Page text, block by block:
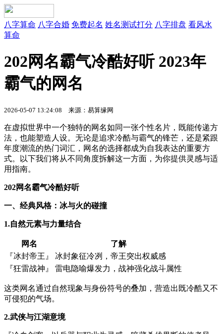
八字算命 八字合婚 免费起名 姓名测试打分 八字排盘 看风水
算命
202网名霸气冷酷好听 2023年
霸气的网名
2026-05-07 13:24:08 来源：易算缘网
在虚拟世界中一个独特的网名如同一张个性名片，既能传递方
法，也能塑造人设。无论是追求冷酷与霸气的锋芒，还是紧跟
年度潮流的热门词汇，网名的选择都成为自我表达的重要方
式。以下我们将从不同角度拆解这一方面，为你提供灵感与适
用指南。
202网名霸气冷酷好听
一、经典风格：冰与火的碰撞
1.自然元素与力量结合
网名
了解
『冰封帝王』
冰封象征冷冽，帝王突出权威感
『狂雷战神』
雷电隐喻爆发力，战神强化战斗属性
这类网名通过自然现象与身份符号的叠加，营造出既冷酷又不
可侵犯的气场。
2.武侠与江湖意境